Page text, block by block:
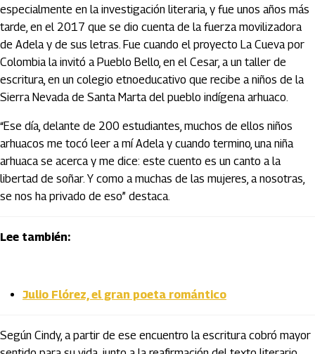
especialmente en la investigación literaria, y fue unos años más
tarde, en el 2017 que se dio cuenta de la fuerza movilizadora
de Adela y de sus letras. Fue cuando el proyecto La Cueva por
Colombia la invitó a Pueblo Bello, en el Cesar, a un taller de
escritura, en un colegio etnoeducativo que recibe a niños de la
Sierra Nevada de Santa Marta del pueblo indígena arhuaco.
“Ese día, delante de 200 estudiantes, muchos de ellos niños
arhuacos me tocó leer a mí Adela y cuando termino, una niña
arhuaca se acerca y me dice: este cuento es un canto a la
libertad de soñar. Y como a muchas de las mujeres, a nosotras,
se nos ha privado de eso” destaca.
Lee también:
Julio Flórez, el gran poeta romántico
Según Cindy, a partir de ese encuentro la escritura cobró mayor